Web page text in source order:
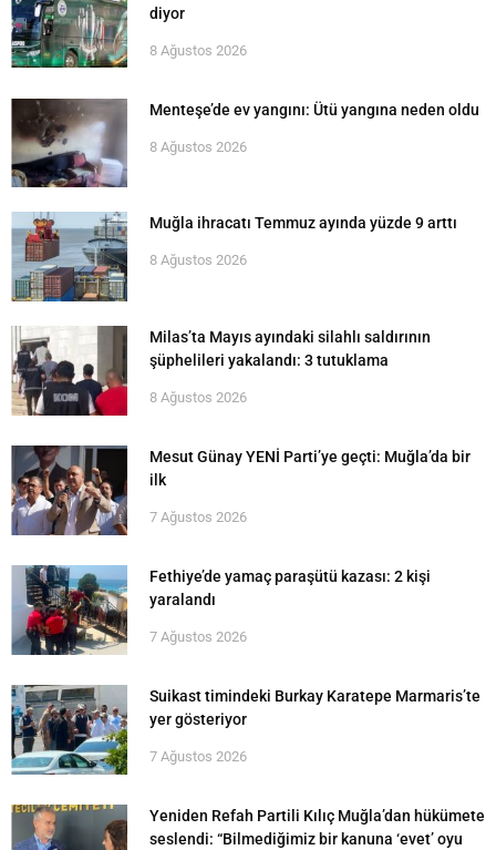
diyor
8 Ağustos 2026
Menteşe’de ev yangını: Ütü yangına neden oldu
8 Ağustos 2026
Muğla ihracatı Temmuz ayında yüzde 9 arttı
8 Ağustos 2026
Milas’ta Mayıs ayındaki silahlı saldırının
şüphelileri yakalandı: 3 tutuklama
8 Ağustos 2026
Mesut Günay YENİ Parti’ye geçti: Muğla’da bir
ilk
7 Ağustos 2026
Fethiye’de yamaç paraşütü kazası: 2 kişi
yaralandı
7 Ağustos 2026
Suikast timindeki Burkay Karatepe Marmaris’te
yer gösteriyor
7 Ağustos 2026
Yeniden Refah Partili Kılıç Muğla’dan hükümete
seslendi: “Bilmediğimiz bir kanuna ‘evet’ oyu